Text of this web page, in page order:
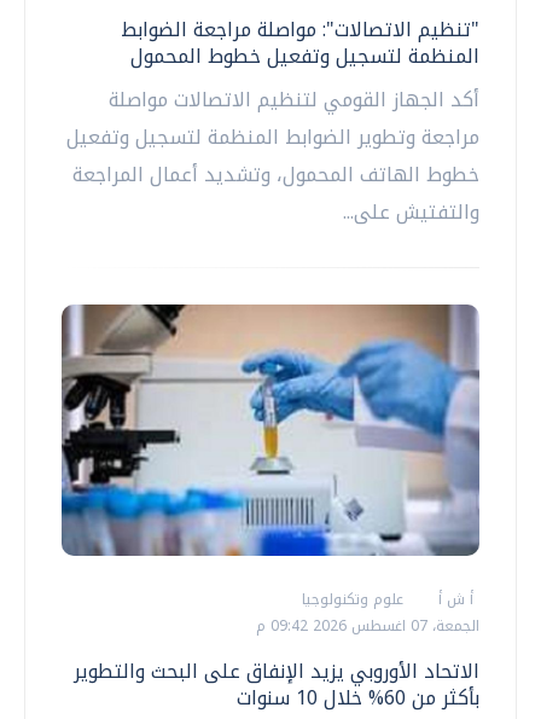
"تنظيم الاتصالات": مواصلة مراجعة الضوابط
المنظمة لتسجيل وتفعيل خطوط المحمول
أكد الجهاز القومي لتنظيم الاتصالات مواصلة
مراجعة وتطوير الضوابط المنظمة لتسجيل وتفعيل
خطوط الهاتف المحمول، وتشديد أعمال المراجعة
والتفتيش على...
أ ش أ
علوم وتكنولوجيا
الجمعة، 07 اغسطس 2026 09:42 م
الاتحاد الأوروبي يزيد الإنفاق على البحث والتطوير
بأكثر من 60% خلال 10 سنوات